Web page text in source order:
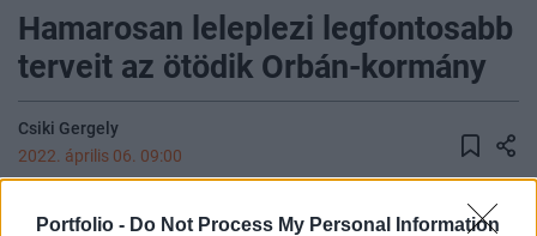
Portfolio - Do Not Process My Personal Information
Hamarosan leleplezi legfontosabb
terveit az ötödik Orbán-kormány
Csiki Gergely
2022. április 06. 09:00
Már ötödik alkalommal, sorozatban negyedszer